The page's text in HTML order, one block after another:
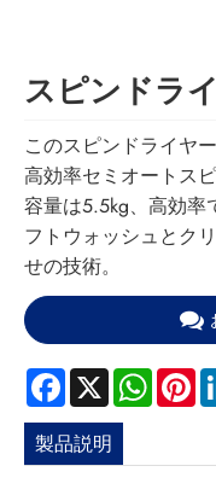
スピンドラ
このスピンドライヤ
高効率セミオートス
容量は5.5kg、高効率
フトウォッシュとク
せの技術。
Facebook
X
製品説明